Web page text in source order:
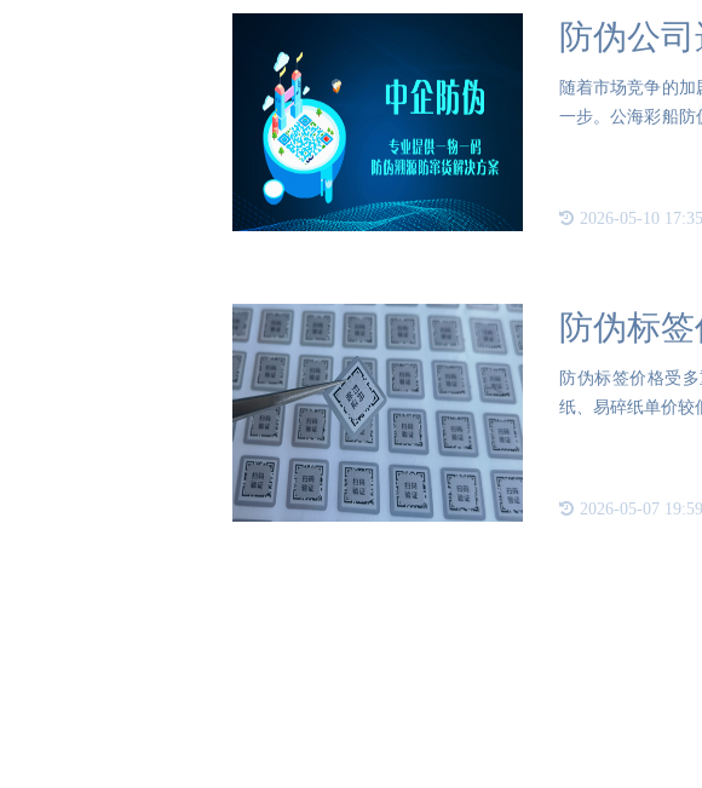
防伪公
随着市场竞争的
一步。公海彩船防
2026-05-10 17:35
防伪标
防伪标签价格受
纸、易碎纸单价较
2026-05-07 19:59